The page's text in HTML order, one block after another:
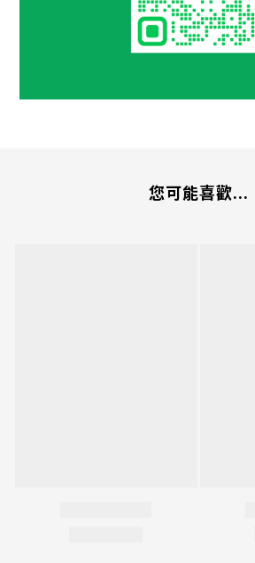
您可能喜歡...